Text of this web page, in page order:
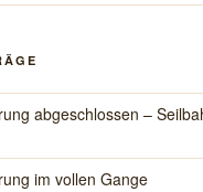
abgeschlossen –
im vollen Gange